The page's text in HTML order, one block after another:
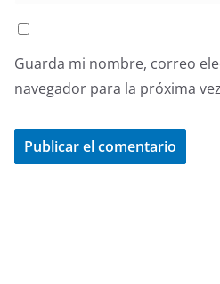
Guarda mi nombre, correo
navegador para la próxima